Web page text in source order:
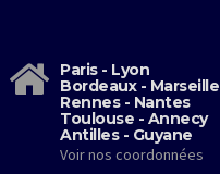
Paris - Lyon
Bordeaux - Marseille
Rennes - Nantes
Toulouse - Annecy
Antilles - Guyane
Voir nos coordonnées